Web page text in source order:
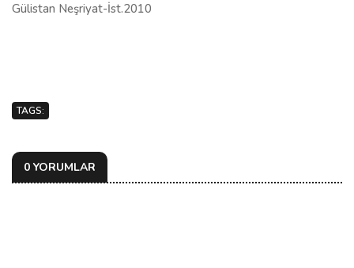
Gülistan Neşriyat-İst.2010
TAGS:
0 YORUMLAR